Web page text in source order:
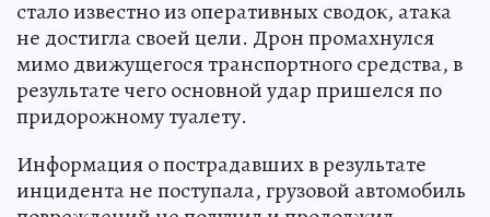
стало известно из оперативных сводок, атака
не достигла своей цели. Дрон промахнулся
мимо движущегося транспортного средства, в
результате чего основной удар пришелся по
придорожному туалету.
Информация о пострадавших в результате
инцидента не поступала, грузовой автомобиль